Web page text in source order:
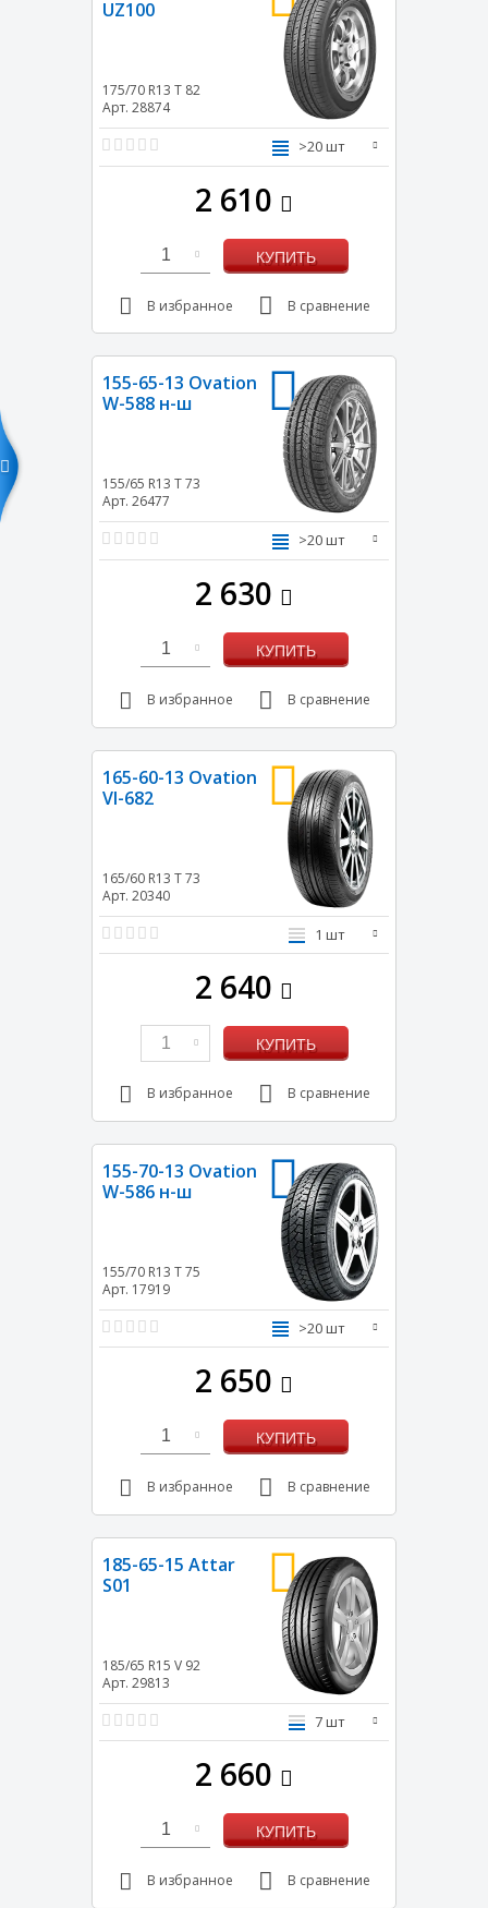
UZ100
175/70 R13 T 82
Арт. 28874
>20 шт
2 610
1 КУПИТЬ
В избранное В сравнение
155-65-13 Ovation
W-588 н-ш
155/65 R13 T73
Арт. 26477
>20 шт
2 630
1 КУПИТЬ
В избранное В сравнение
165-60-13 Ovation
VI-682
165/60 R13 T73
Арт. 20340
1 шт
2 640
1 КУПИТЬ
В избранное В сравнение
155-70-13 Ovation
W-586 н-ш
155/70 R13 T75
Арт. 17919
>20 шт
2 650
1 КУПИТЬ
В избранное В сравнение
185-65-15 Attar
S01
185/65 R15 V 92
Арт. 29813
7 шт
2 660
1 КУПИТЬ
В избранное В сравнение